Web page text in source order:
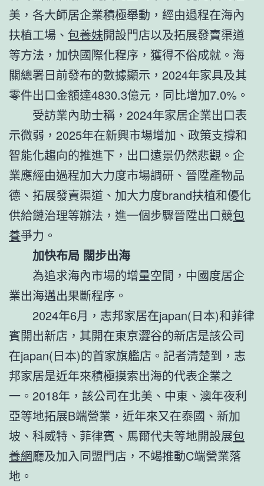
美，各大師居企業積極舉動，經由過程在海內
扶植工場、 包養妹開設門店以及拓展發賣渠道
等方法，加快國際化程序，獲得不俗成就。海
關總署日前發布的數據顯示，2024年家具及其
零件出口金額達4830.3億元，同比增加7.0%。
受訪業內助士稱，2024年家居企業出口表
示微弱，2025年在新興市場增加、政策支撐和
智能化趨向的推進下，出口遠景仍然悲觀。企
業應經由過程加大力度市場調研、晉陞產物品
德、拓展發賣渠道、加大力度brand扶植和優化
供給鏈治理等辦法，進一個步驟晉陞出口競包
養爭力。
加快布局 闊步出海
為追求海內市場的增量空間，中國度居企
業出海邁出果斷程序。
2024年6月，志邦家居在japan(日本)和菲律
賓開出新店，其開在東京澀谷的新店是該公司
在japan(日本)的首家旗艦店。記者清楚到，志
邦家居是近年來積極摸索出海的代表企業之
一。2018年，該公司在北美、中東、澳年夜利
亞等地拓展B端營業，近年來又在泰國、新加
坡、科威特、菲律賓、馬爾代夫等地開設展包
養網廳及加入同盟門店，不竭推動C端營業落
地。